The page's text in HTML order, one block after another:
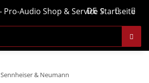
DE
Sennheiser & Neumann